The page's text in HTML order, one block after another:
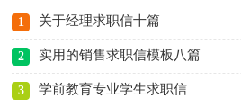
1 关于经理求职信十篇
2 实用的销售求职信模板八篇
3 学前教育专业学生求职信